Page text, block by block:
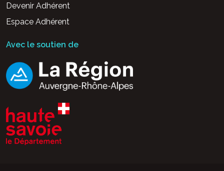
Devenir Adhérent
Espace Adhérent
Avec le soutien de